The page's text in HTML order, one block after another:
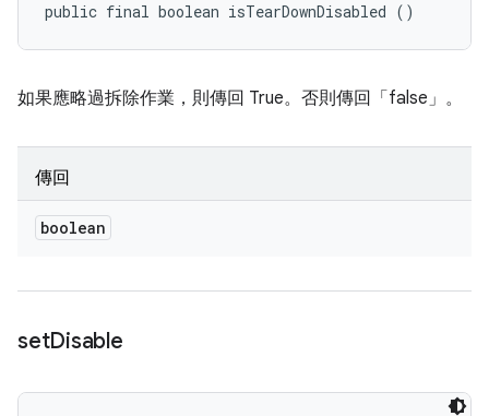
public final boolean isTearDownDisabled ()
如果應略過拆除作業，則傳回 True。否則傳回「false」。
傳回
boolean
setDisable